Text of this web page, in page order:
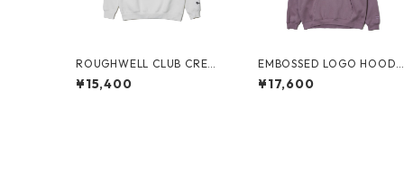
ROUGHWELL CLUB CREW
SWEAT (WHITE)
¥15,400
EMBOSSED LOGO
(PURPLE)
¥17,600